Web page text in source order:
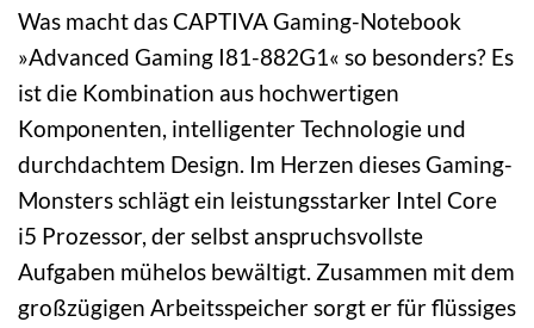
Was macht das CAPTIVA Gaming-Notebook
»Advanced Gaming I81-882G1« so besonders? Es
ist die Kombination aus hochwertigen
Komponenten, intelligenter Technologie und
durchdachtem Design. Im Herzen dieses Gaming-
Monsters schlägt ein leistungsstarker Intel Core
i5 Prozessor, der selbst anspruchsvollste
Aufgaben mühelos bewältigt. Zusammen mit dem
großzügigen Arbeitsspeicher sorgt er für flüssiges